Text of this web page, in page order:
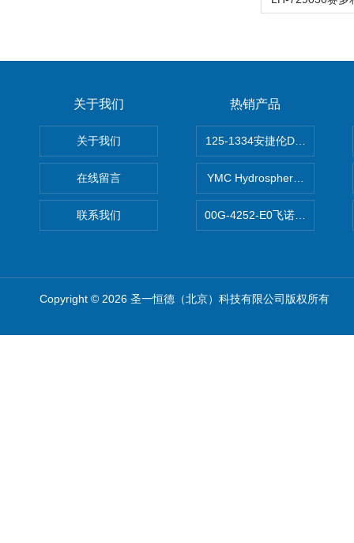
关于我们
关于我们
在线留言
联系我们
热销产品
125-1334安捷伦DB-624色谱
YMC Hydrosphere C18亲水
00G-4252-E0飞诺美Luna
Copyright © 2026 圣一恒德（北京）科技有限公司版权所有